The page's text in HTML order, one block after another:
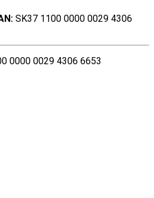
SK37 1100 0000 0029 4306
0000 0029 4306 6653